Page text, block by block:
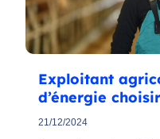
Exploitant
d’énergie
21/12/2024